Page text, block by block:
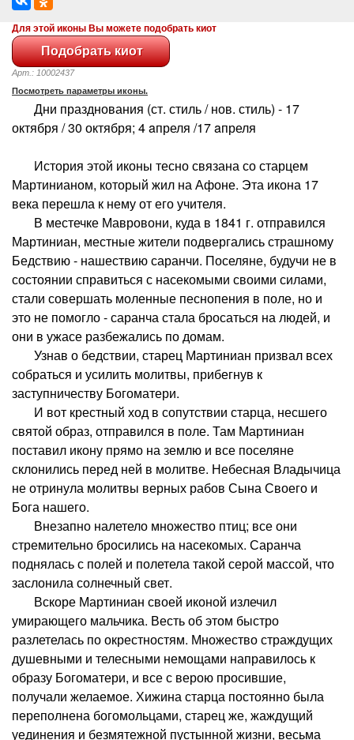
Для этой иконы Вы можете подобрать киот
Арт.: 10002437
Посмотреть параметры иконы.
Дни празднования (ст. стиль / нов. стиль) - 17
октября / 30 октября; 4 aпреля /17 aпреля
История этой иконы тесно связана со старцем
Мартинианом, который жил на Афоне. Эта икона 17
века перешла к нему от его учителя.
В местечке Мавровони, куда в 1841 г. отправился
Мартиниан, местные жители подвергались страшному
Бедствию - нашествию саранчи. Поселяне, будучи не в
состоянии справиться с насекомыми своими силами,
стали совершать моленные песнопения в поле, но и
это не помогло - саранча стала бросаться на людей, и
они в ужасе разбежались по домам.
Узнав о бедствии, старец Мартиниан призвал всех
собраться и усилить молитвы, прибегнув к
заступничеству Богоматери.
И вот крестный ход в сопутствии старца, несшего
святой образ, отправился в поле. Там Мартиниан
поставил икону прямо на землю и все поселяне
склонились перед ней в молитве. Небесная Владычица
не отринула молитвы верных рабов Сына Своего и
Бога нашего.
Внезапно налетело множество птиц; все они
стремительно бросились на насекомых. Саранча
поднялась с полей и полетела такой серой массой, что
заслонила солнечный свет.
Вскоре Мартиниан своей иконой излечил
умирающего мальчика. Весть об этом быстро
разлетелась по окрестностям. Множество страждущих
душевными и телесными немощами направилось к
образу Богоматери, и все с верою просившие,
получали желаемое. Хижина старца постоянно была
переполнена богомольцами, старец же, жаждущий
уединения и безмятежной пустынной жизни, весьма